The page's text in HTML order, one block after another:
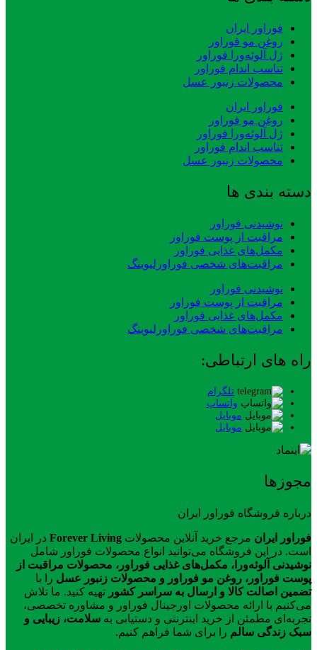
فوراور ایران
روغن مو فوراور
ژل آلوئه‌ورا فوراور
تناسب اندام فوراور
محصولات زنبور عسل
فوراور ایران
روغن مو فوراور
ژل آلوئه‌ورا فوراور
تناسب اندام فوراور
محصولات زنبور عسل
دسته بندی ها
نوشیدنی فوراور
مراقبت از پوست فوراور
مکمل‌های غذایی فوراور
مراقبت‌های شخصی فوراورلیوینگ
نوشیدنی فوراور
مراقبت از پوست فوراور
مکمل‌های غذایی فوراور
مراقبت‌های شخصی فوراورلیوینگ
راه های ارتباطی:
تلگرام
واتساپ
موبایل
موبایل
مجوزها
درباره فروشگاه فوراور ایران
فوراور ایران مرجع خرید آنلاین محصولات Forever Living در ایران
است. در این فروشگاه می‌توانید انواع محصولات فوراور شامل
نوشیدنی آلوئه‌ورا، مکمل‌های غذایی فوراور، محصولات مراقبت از
پوست فوراور، روغن مو فوراور و محصولات زنبور عسل را با
تضمین اصالت کالا و ارسال به سراسر کشور تهیه کنید. ما تلاش
می‌کنیم با ارائه محصولات اورجینال فوراور و مشاوره تخصصی،
تجربه‌ای مطمئن از خرید اینترنتی و دستیابی به سلامت، زیبایی و
سبک زندگی سالم را برای شما فراهم کنیم.